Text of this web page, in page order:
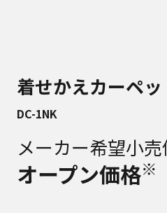
着せかえカーペ
DC-1NK
メーカー希望小
オープン価格※